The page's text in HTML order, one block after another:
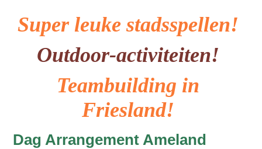
Super leuke stadsspellen!
Outdoor-activiteiten!
Teambuilding in
Friesland!
Dag Arrangement Ameland